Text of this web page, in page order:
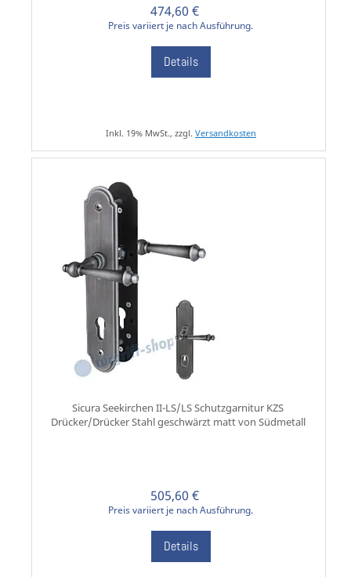
474,60 €
Preis variiert je nach Ausführung.
Details
Inkl. 19% MwSt., zzgl. Versandkosten
Sicura Seekirchen II-LS/LS Schutzgarnitur KZS
Drücker/Drücker Stahl geschwärzt matt von Südmetall
505,60 €
Preis variiert je nach Ausführung.
Details